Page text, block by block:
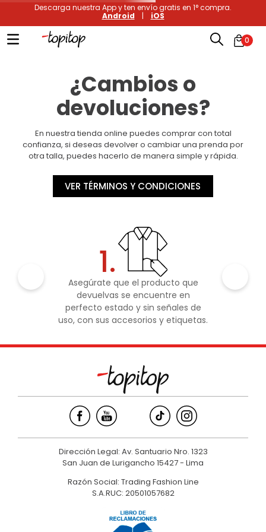
Descarga nuestra App y ten envío gratis en 1° compra.
Android | iOS
0
¿Cambios o
devoluciones?
En nuestra tienda online puedes comprar con total
confianza, si deseas devolver o cambiar una prenda por
otra talla, puedes hacerlo de manera simple y rápida.
VER TÉRMINOS Y CONDICIONES
1.
Asegúrate que el producto que
devuelvas se encuentre en
perfecto estado y sin señales de
uso, con sus accesorios y etiquetas.
Dirección Legal: Av. Santuario Nro. 1323
San Juan de Lurigancho 15427 - Lima
Razón Social: Trading Fashion Line
S.A.RUC: 20501057682